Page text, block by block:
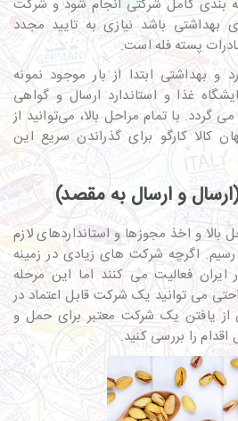
بندی کامل شرکتی انجام شود و شرکت
بهداشتی باشد نیازی به تایید مجدد
پسته فله است.
و بهداشتی ابتدا از بار موجود نمونه
غذا و استاندارد ارسال و گواهی
با تمام مراحل بالا، می‌توانید از
کارگو برای گذراندن سریع این
و ارسال به مقصد)
و اخذ مجوزها و استانداردهای لازم
رسیم. اگرچه شرکت های زیادی در زمینه
فعالیت می کنند اما این مرحله
می توانید یک شرکت قابل اعتماد در
از یافتن یک شرکت معتبر برای حمل و
را بررسی کنید.